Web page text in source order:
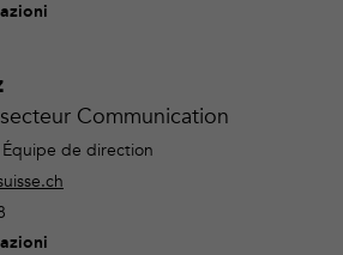
Communication
de direction